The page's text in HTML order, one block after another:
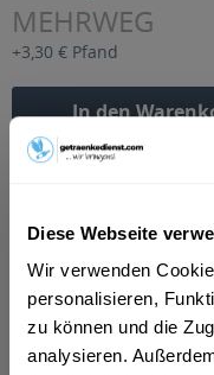
Diese Webseite
Wir verwenden
personalisieren,
zu können und die
analysieren.
MEHRWEG
+3,30 € Pfand
In den
Beschreibung
DE-ÖKO-001 zertifiziert
"Pölz Bio